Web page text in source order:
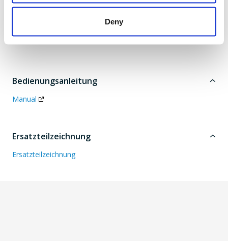
Deny
Tel. +45 6395 5555 |
www.texas.dk | VAT DK
66212319
Bedienungsanleitung
Manual
Ersatzteilzeichnung
Ersatzteilzeichnung